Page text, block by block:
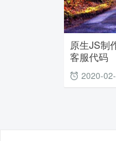
原生JS制
客服代码
2020-